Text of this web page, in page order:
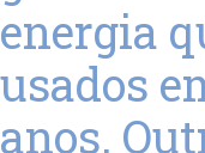
energia
usados
anos.